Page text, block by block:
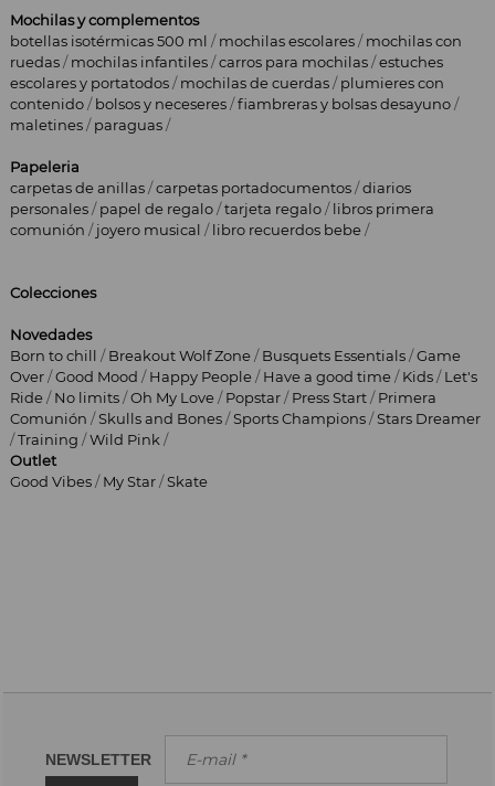
Mochilas y complementos
botellas isotérmicas 500 ml /mochilas escolares/mochilas con
ruedas/mochilas infantiles/carros para mochilas/estuches
escolares y portatodos/mochilas de cuerdas/plumieres con
contenido/bolsos y neceseres/fiambreras y bolsas desayuno/
maletines/paraguas/
Papeleria
carpetas de anillas/carpetas portadocumentos/diarios
personales/papel de regalo/tarjeta regalo/libros primera
comunión /joyero musical /libro recuerdos bebe/
Colecciones
Novedades
Born to chill /Breakout Wolf Zone/Busquets Essentials/Game
Over/Good Mood /Happy People/Have a good time/Kids/Let's
Ride/No limits/Oh My Love/Popstar/Press Start/Primera
Comunión /Skulls and Bones/Sports Champions/Stars Dreamer
/Training /Wild Pink/
Outlet
Good Vibes/My Star/Skate
NEWSLETTER